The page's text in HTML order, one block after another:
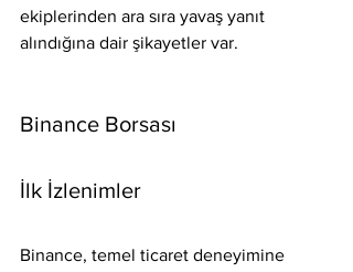
ekiplerinden ara sıra yavaş yanıt
alındığına dair şikayetler var.
Binance Borsası
İlk İzlenimler
Binance, temel ticaret deneyimine